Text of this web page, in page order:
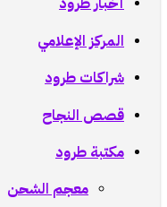
المركز الإعلامي
شراكات طرود
قصص النجاح
مكتبة طرود
معجم الشحن